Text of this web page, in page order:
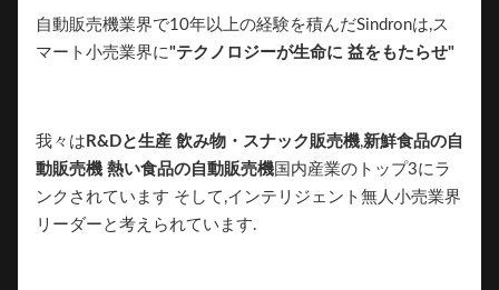
自動販売機業界で10年以上の経験を積んだSindronは,ス
マート小売業界に"テクノロジーが生命に 益をもたらせ"
我々は R&Dと生産 飲み物・スナック販売機,新鮮食品の自
動販売機 熱い食品の自動販売機 国内産業のトップ3にラ
ンクされています そして,インテリジェント無人小売業界
リーダーと考えられています.